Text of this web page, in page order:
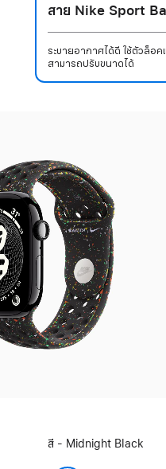
สาย Nike Sport
ระบายอากาศได้ดี ใช้ตัวล็อ
สามารถปรับขนาดได้
เลือก
สี - Midnight Black